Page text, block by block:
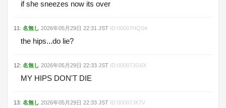
if she sneezes now its over
11 : 名無し 2026年05月29日 22:31 JST ID:00007HQS4
the hips...do lie?
12: 名無し 2026年05月29日 22:33 JST ID:00007JG6X
MY HIPS DON'T DIE
13: 名無し 2026年05月29日 22:33 JST ID:00007JK7V